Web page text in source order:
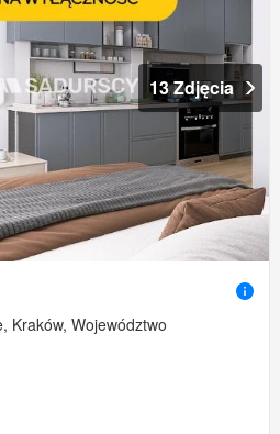
13 Zdjęcia
Kraków, Województwo